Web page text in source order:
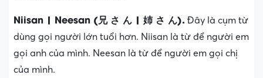
Niisan | Neesan (兄 さ ん | 姉 さ ん). Đây là cụm từ
dùng gọi người lớn tuổi hơn. Niisan là từ để người em
gọi anh của mình. Neesan là từ để người em gọi chị
của mình.